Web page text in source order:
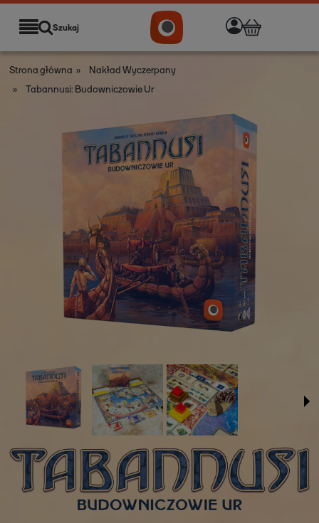
Szukaj
Strona główna »
Nakład Wyczerpany
»
Tabannusi: Budowniczowie Ur